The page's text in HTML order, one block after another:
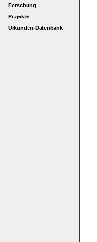
Forschung
Projekte
Urkunden-Datenbank